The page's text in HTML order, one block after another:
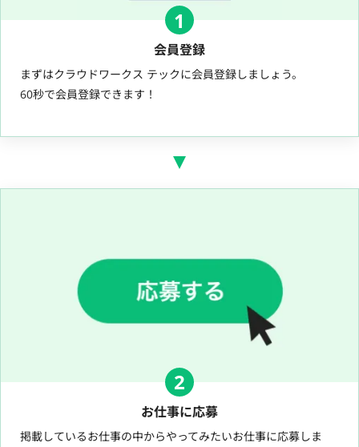
1
会員登録
まずはクラウドワークス テックに会員登録しましょう。
60秒で会員登録できます！
2
お仕事に応募
掲載しているお仕事の中からやってみたいお仕事に応募しま